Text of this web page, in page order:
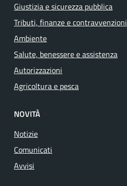
Giustizia e sicurezza pubblica
Tributi, finanze e contravvenzioni
Ambiente
Salute, benessere e assistenza
Autorizzazioni
Agricoltura e pesca
NOVITÀ
Notizie
Comunicati
Avvisi